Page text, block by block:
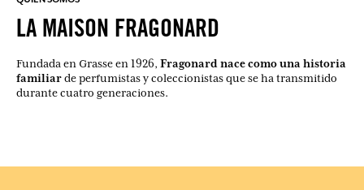
LA MAISON FRAGONARD
Fundada en Grasse en 1926, Fragonard nace como una historia
familiarde perfumistas y coleccionistas que se ha transmitido
durante cuatro generaciones.